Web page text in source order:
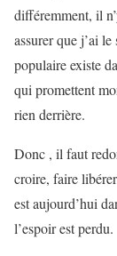
différemment, il
assurer que j’ai
populaire existe
qui promettent
rien derrière.
Donc , il faut
croire, faire
est aujourd’hui
l’espoir est perdu.